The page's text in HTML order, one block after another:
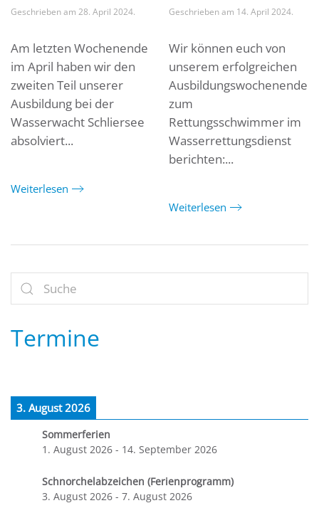
Geschrieben am 28. April 2024.
Am letzten Wochenende
im April haben wir den
zweiten Teil unserer
Ausbildung bei der
Wasserwacht Schliersee
absolviert...
Weiterlesen
Geschrieben am 14. April 2024.
Wir können euch von
unserem erfolgreichen
Ausbildungswochenende
zum
Rettungsschwimmer im
Wasserrettungsdienst
berichten:...
Weiterlesen
Termine
3. August 2026
Sommerferien
1. August 2026 - 14. September 2026
Schnorchelabzeichen (Ferienprogramm)
3. August 2026 - 7. August 2026